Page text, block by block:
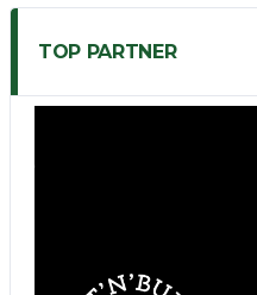
TOP PARTNER